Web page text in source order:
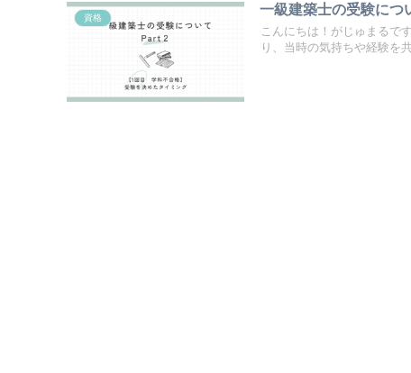
資格
一級建築士の受験につ
こんにちは！がじゅまるで
り、当時の気持ちや経験を